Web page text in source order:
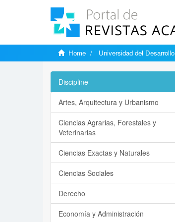
Home Universidad del Desarrollo
Discipline
Artes, Arquitectura y Urbanismo
Ciencias Agrarias, Forestales y
Veterinarias
Ciencias Exactas y Naturales
Ciencias Sociales
Derecho
Economía y Administración